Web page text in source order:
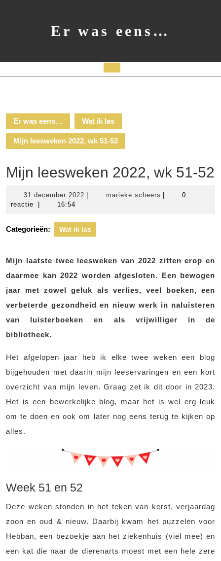
Er was eens…
Er was eens… Wat ik las
Mijn leesweken 2022, wk 51-52
Mijn leesweken 2022, wk 51-52
31 december 2022 31
marieke scheers marieke
0
reactie
16:54
Categorieën: Wat ik las
Mijn laatste twee leesweken van 2022 zitten erop en
daarmee kan 2022 worden afgesloten. Een bewogen
jaar met zowel geluk als verlies, veel boeken, een
verbeterde gezondheid en nieuw werk in naluisteren
van luisterboeken en als vrijwilliger in de
bibliotheek.
Het afgelopen jaar heb ik elke twee weken een blog
bijgehouden met daarin mijn leeservaringen en een kort
overzicht van mijn leven. Graag zet ik dit door in 2023.
Het is een bewerkelijke blog, maar het is wel erg leuk
om te doen en ook om later nog eens terug te kijken op
alles.
Week 51 en 52
Deze weken stonden in het teken van kerst, verjaardag
zoon en oud & nieuw. Daarbij kwam het puzzelen voor
Hebban, een bezoekje aan het ziekenhuis (viel mee) en
een kat die naar de dierenarts moest met een hele zere